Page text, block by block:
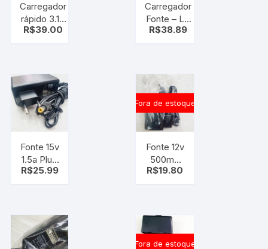
Carregador
rápido 3.1A
H` Maston
R$39.00
Carregador
Fonte – LG
Sta-p52wr
R$38.89
Fonte 15v
1.5a Plug
(4. x
R$25.99
Fora de estoque
Fonte 12v
500mA
Bivolt /
R$19.80
Fora de estoque